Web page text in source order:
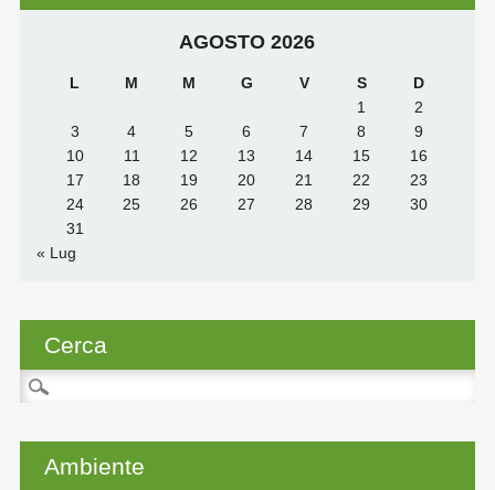
AGOSTO 2026
L M M G V S
D
1
2
3
4 5 6 7 8
9
10
11 12 13 14 15
16
17
18 19 20 21 22
23
24
25 26 27 28 29
30
31
« Lug
Cerca
Ricerca
per:
Ambiente